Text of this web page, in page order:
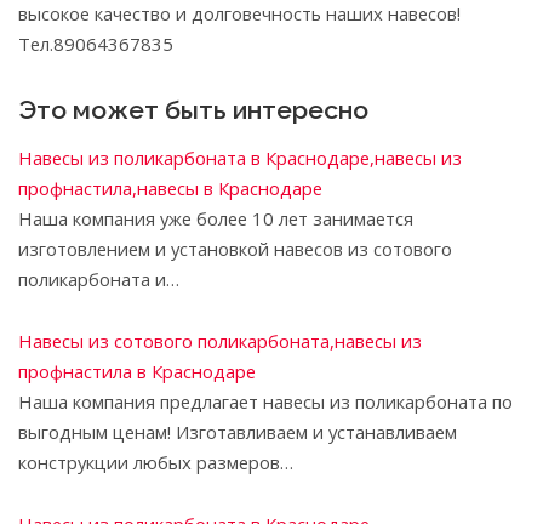
высокое качество и долговечность наших навесов!
Тел.89064367835
Это может быть интересно
Навесы из поликарбоната в Краснодаре,навесы из
профнастила,навесы в Краснодаре
Наша компания уже более 10 лет занимается
изготовлением и установкой навесов из сотового
поликарбоната и…
Навесы из сотового поликарбоната,навесы из
профнастила в Краснодаре
Наша компания предлагает навесы из поликарбоната по
выгодным ценам! Изготавливаем и устанавливаем
конструкции любых размеров…